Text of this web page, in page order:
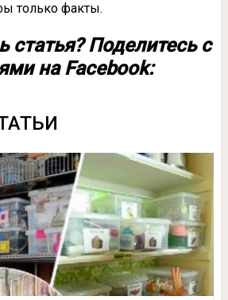
только факты.
статья? Поделитесь с
на Facebook: